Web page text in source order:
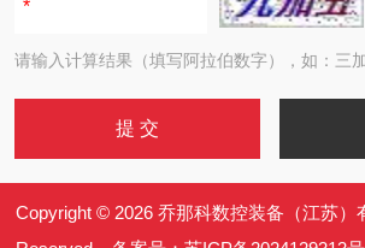
请输入计算结果（填写阿拉伯数字），如：三
Copyright © 2026 乔那科数控装备（江苏）